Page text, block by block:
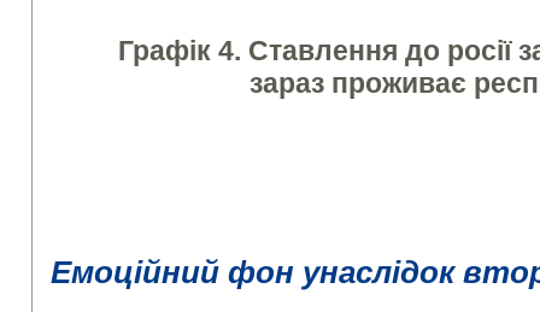
Графік 4. Ставлення до росії
зараз проживає
Емоційний фон унаслідок